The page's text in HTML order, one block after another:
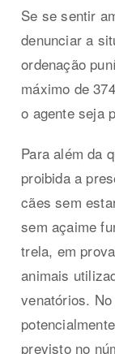
Se se sentir
denunciar a
ordenação
máximo de
o agente seja
Para além da
proibida a
cães sem
sem açaime
trela, em
animais
venatórios.
previsto no